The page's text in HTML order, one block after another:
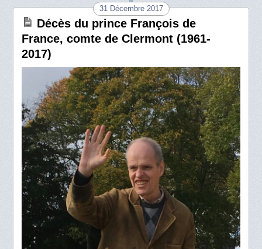
31 Décembre 2017
Décès du prince François de
France, comte de Clermont (1961-
2017)